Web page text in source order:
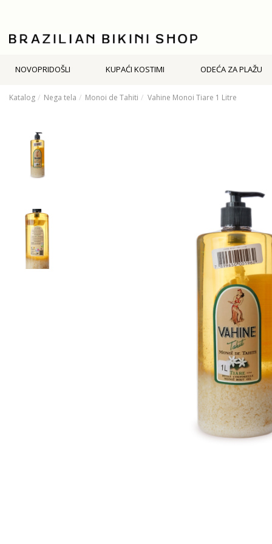
NOVOPRIDOŠLI KUPAĆI KOSTIMI ODEĆA ZA PLAŽU
Katalog Nega tela Monoi de Tahiti Vahine Monoi Tiare 1 Litre